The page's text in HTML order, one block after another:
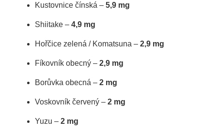
Kustovnice čínská – 5,9 mg
Shiitake – 4,9 mg
Hořčice zelená / Komatsuna – 2,9 mg
Fíkovník obecný – 2,9 mg
Borůvka obecná – 2 mg
Voskovník červený – 2 mg
Yuzu – 2 mg